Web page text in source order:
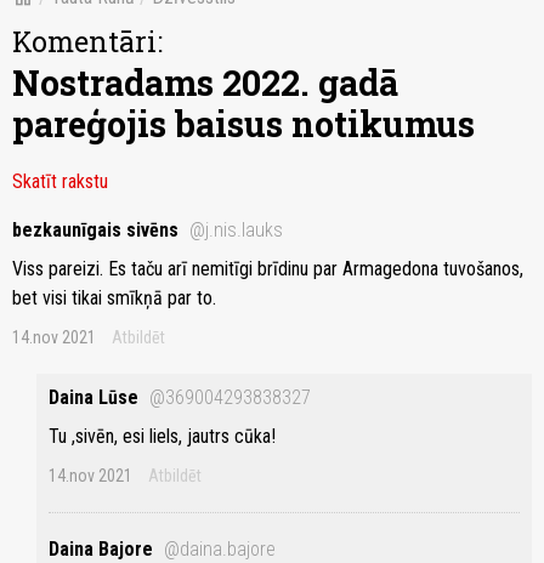
Komentāri:
Nostradams 2022. gadā
pareģojis baisus notikumus
Skatīt rakstu
bezkaunīgais sivēns @j.nis.lauks
Viss pareizi. Es taču arī nemitīgi brīdinu par Armagedona tuvošanos,
bet visi tikai smīkņā par to.
14.nov 2021 Atbildēt
Daina Lūse @369004293838327
Tu ,sivēn, esi liels, jautrs cūka!
14.nov 2021 Atbildēt
Daina Bajore @daina.bajore